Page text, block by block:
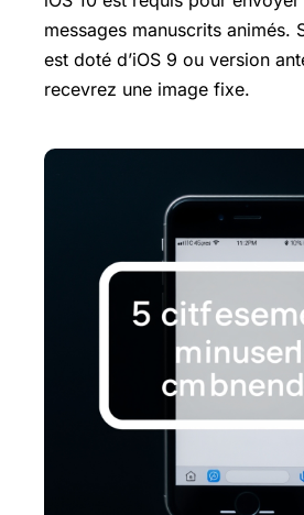
messages manuscrits animés.
est doté d’iOS 9 ou version
recevrez une image fixe.